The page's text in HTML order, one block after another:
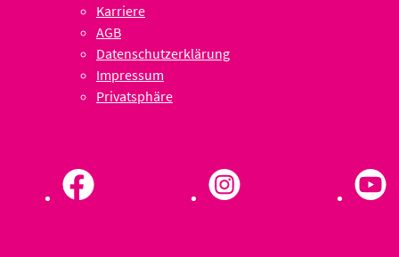
Karriere
AGB
Datenschutzerklärung
Impressum
Privatsphäre